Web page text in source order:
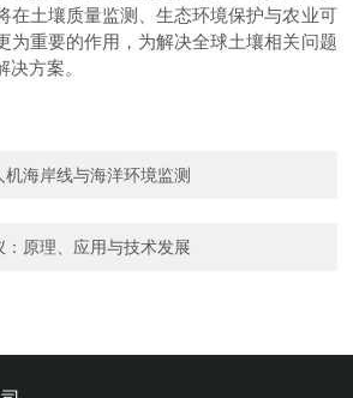
在土壤质量监测、生态环境保护与农业可
为重要的作用，为解决全球土壤相关问题
方案。
机海岸线与海洋环境监测
：原理、应用与技术发展